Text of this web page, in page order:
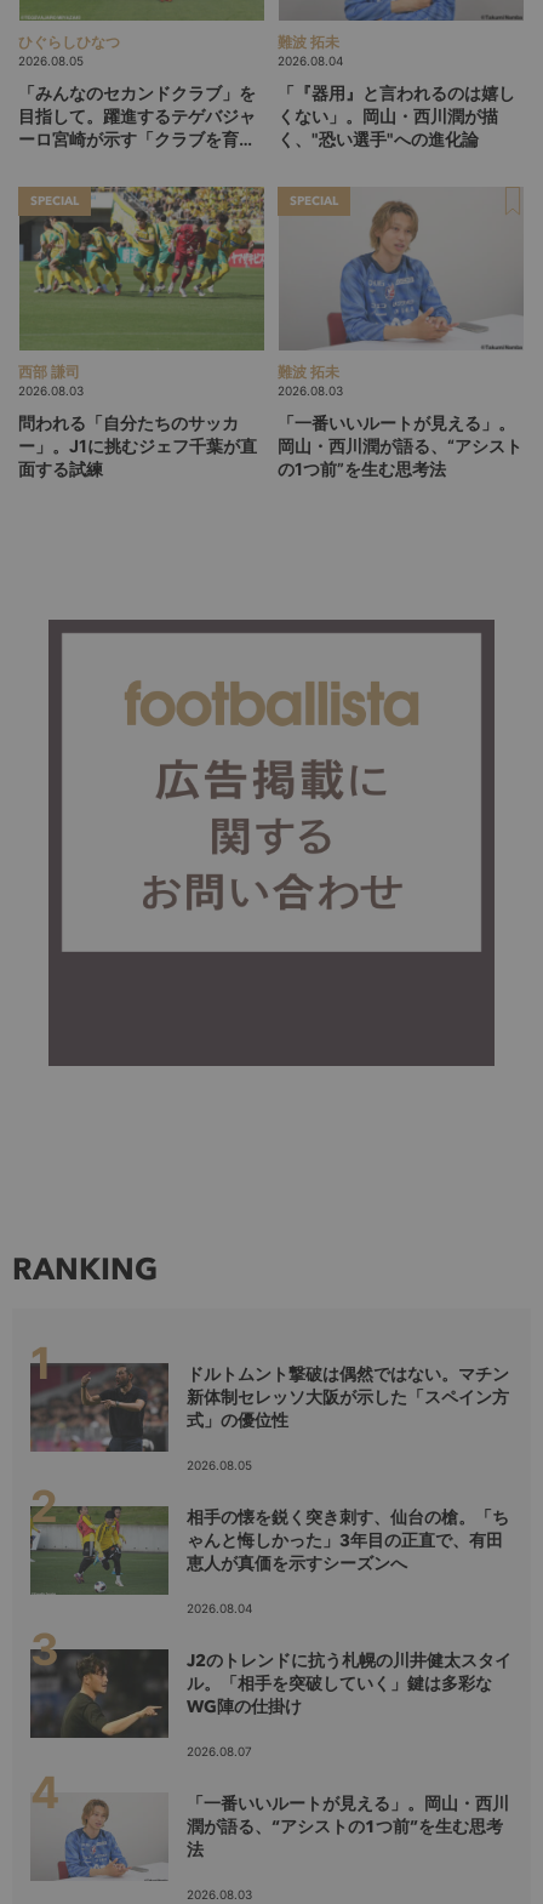
ひぐらしひなつ
2026.08.05
「みんなのセカンドクラブ」を
目指して。躍進するテゲバジャ
ーロ宮崎が示す「クラブを育て
難波 拓未
2026.08.04
「『器用』と言われるのは嬉し
くない」。岡山・西川潤が描
く、"恐い選手"への進化論
SPECIAL
西部 謙司
2026.08.03
問われる「自分たちのサッカ
ー」。J1に挑むジェフ千葉が直
面する試練
SPECIAL
難波 拓未
2026.08.03
「一番いいルートが見える」。
岡山・西川潤が語る、“アシスト
の1つ前”を生む思考法
RANKING
ドルトムント撃破は偶然ではない。マチン
新体制セレッソ大阪が示した「スペイン方
式」の優位性
2026.08.05
相手の懐を鋭く突き刺す、仙台の槍。「ち
ゃんと悔しかった」3年目の正直で、有田
恵人が真価を示すシーズンへ
2026.08.04
J2のトレンドに抗う札幌の川井健太スタイ
ル。「相手を突破していく」鍵は多彩な
WG陣の仕掛け
2026.08.07
「一番いいルートが見える」。岡山・西川
潤が語る、“アシストの1つ前”を生む思考
法
2026.08.03